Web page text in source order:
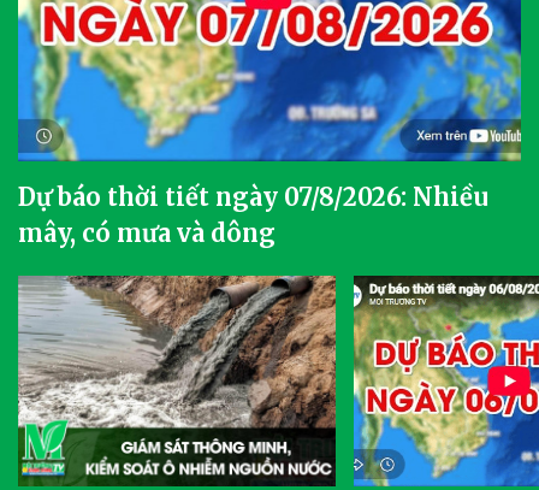
Dự báo thời tiết ngày 07/8/2026: Nhiều
mây, có mưa và dông